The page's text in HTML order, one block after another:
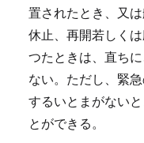
置されたとき、又
休止、再開若しく
つたときは、直ち
ない。 ただし、緊
するいとまがない
とができる。